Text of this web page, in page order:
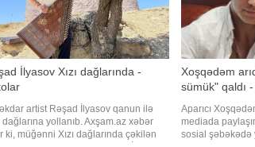
İlyasov Xızı dağlarında -
artist Rəşad İlyasov qanun ilə
dağlarına yollanıb. Axşam.az xəbər
ki, müğənni Xızı dağlarında çəkilən
Xoşqədəm
sümük" qaldı
Aparıcı
mediada
sosial şəbəkədə